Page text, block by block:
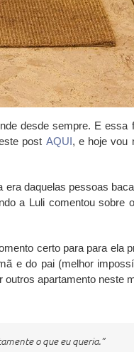
desde sempre. E essa
post AQUI, e hoje vou
era daquelas pessoas
a Luli comentou sobre
certo para para ela
e do pai (melhor
apartamento neste
o que eu queria.”